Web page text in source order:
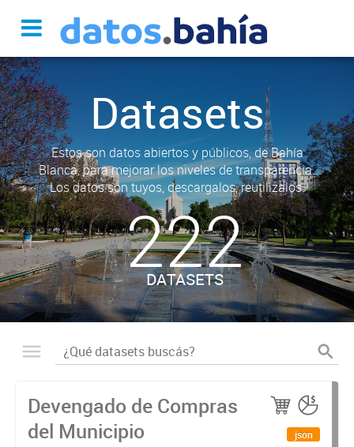
Datasets
Estos son datos abiertos y públicos, de Bahía
Blanca, para mejorar los niveles de transparencia.
Los datos son tuyos, descargalos, reutilizalos.
222
DATASETS
Devengado de Compras
del Municipio
json